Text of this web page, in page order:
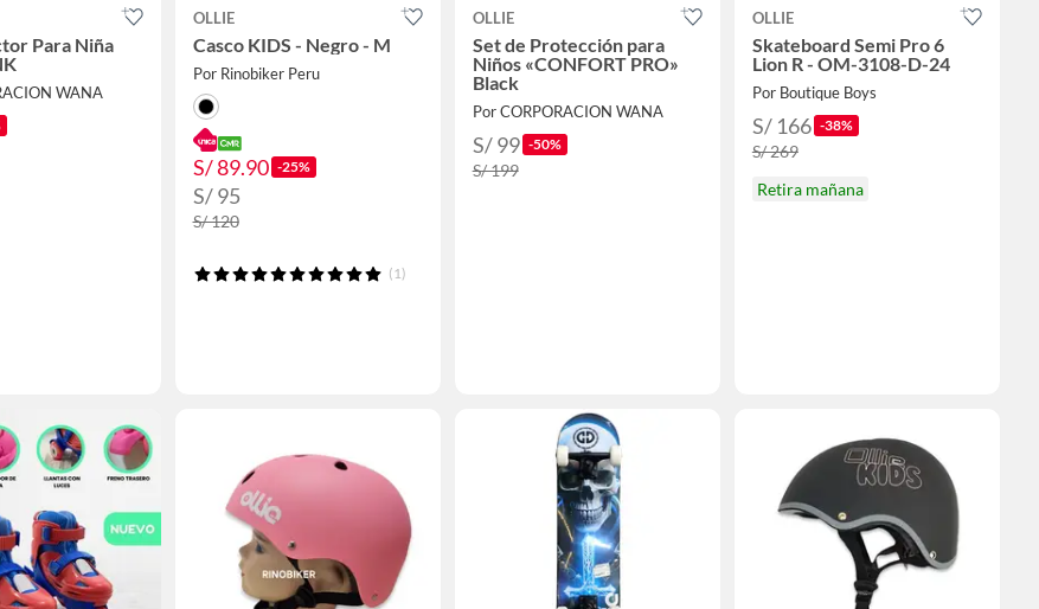
Para Niña
WANA
OLLIE
Casco KIDS - Negro - M
Por Rinobiker Peru
S/ 89.90 -25%
S/ 95
S/ 120
(1)
OLLIE
Set de Protección para
Niños «CONFORT PRO»
Black
Por CORPORACION WANA
S/ 99 -50%
S/ 199
OLLIE
Skateboard Semi Pro 6
Lion R - OM-3108-D-24
Por Boutique Boys
S/ 166 -38%
S/ 269
Retira mañana